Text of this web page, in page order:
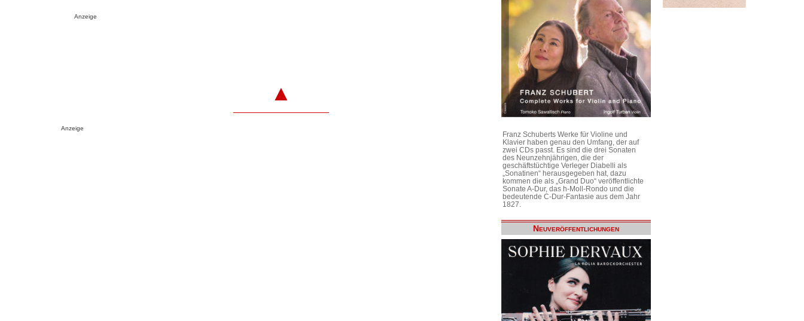
Anzeige
▲
Anzeige
Franz Schuberts Werke für Violine und
Klavier haben genau den Umfang, der auf
zwei CDs passt. Es sind die drei Sonaten
des Neunzehnjährigen, die der
geschäftstüchtige Verleger Diabelli als
„Sonatinen“ herausgegeben hat, dazu
kommen die als „Grand Duo“ veröffentlichte
Sonate A-Dur, das h-Moll-Rondo und die
bedeutende C-Dur-Fantasie aus dem Jahr
1827.
Neuveröffentlichungen